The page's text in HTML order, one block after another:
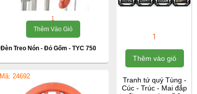
1
Thêm Vào Giỏ
Đèn Treo Nón - Đỏ Gốm - TYC 750
Mã: 24692
1
Thêm vào giỏ
Tranh tứ quý Tùng -
Cúc - Trúc - Mai đắp